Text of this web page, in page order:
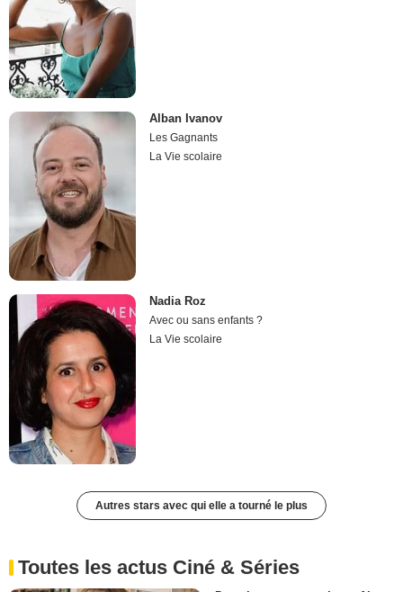
Alban Ivanov
Les Gagnants
La Vie scolaire
Nadia Roz
Avec ou sans enfants ?
La Vie scolaire
Autres stars avec qui elle a tourné le plus
Toutes les actus Ciné & Séries